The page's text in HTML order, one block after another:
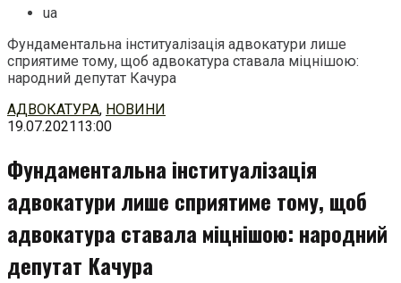
ua
Фундаментальна інституалізація адвокатури лише
сприятиме тому, щоб адвокатура ставала міцнішою:
народний депутат Качура
Перейти
до
АДВОКАТУРА, НОВИНИ
19.07.202113:00
Фундаментальна інституалізація
адвокатури лише сприятиме тому, щоб
адвокатура ставала міцнішою: народний
депутат Качура